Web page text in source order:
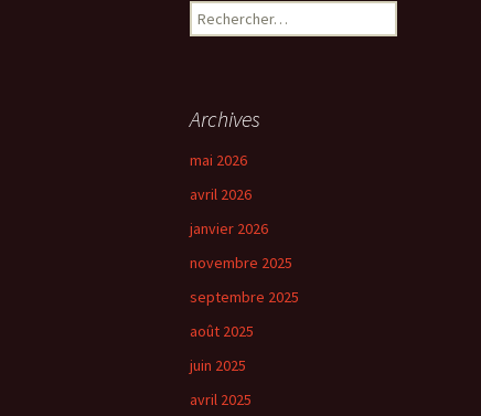
R
e
r
e
r
:
Archives
mai 2026
avril 2026
janvier 2026
novembre 2025
septembre 2025
août 2025
juin 2025
avril 2025